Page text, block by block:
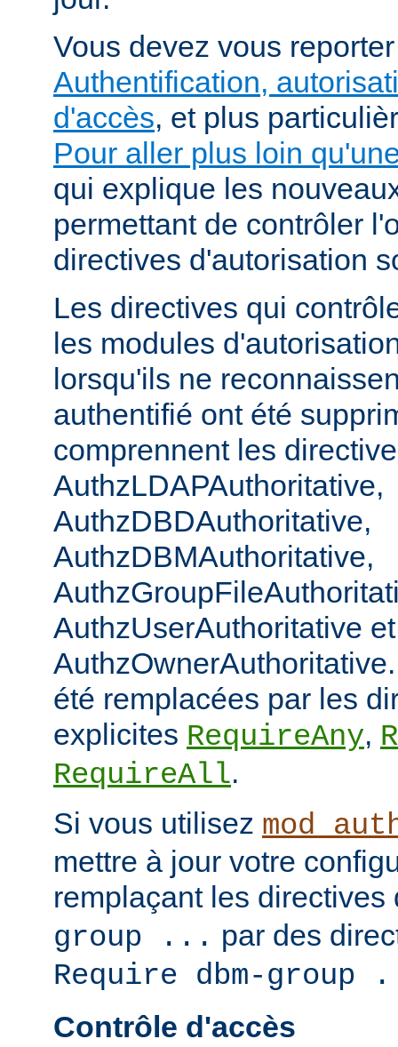
Vous devez vous
Authentification,
d'accès, et plus
Pour aller plus loin
qui explique les
permettant de contrôler
directives d'autorisation
Les directives qui
les modules
lorsqu'ils ne
authentifié ont été
comprennent les
AuthzLDAPAuthoritative,
AuthzDBDAuthoritative,
AuthzDBMAuthoritative,
AuthzUserAuthoritative et
été remplacées par les
explicites RequireAny,
RequireAll.
Si vous utilisez
mettre à jour votre
remplaçant les
group ... par des
Require dbm-group
Contrôle d'accès